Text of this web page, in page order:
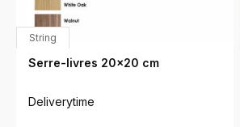
String
Serre-livres 20x20 cm
Deliverytime